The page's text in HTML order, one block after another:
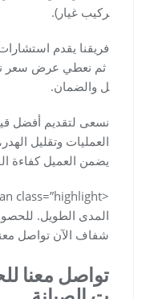
ركيب غيار).
فريقنا يقدم استشارات
ثم نعطي عرض سعر
ل والضمان.
نسعى لتقديم أفضل
العمليات وتقليل
يضمن العميل كفاءة
المدى الطويل.
شفاف الآن تواصل
تواصل معنا